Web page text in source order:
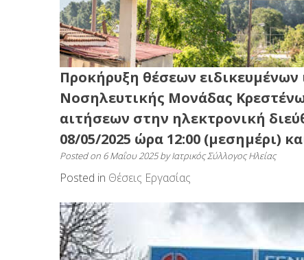
Προκήρυξη θέσεων ειδικευμένων
Νοσηλευτικής Μονάδας
αιτήσεων στην ηλεκτρονική
08/05/2025 ώρα 12:00 (μεσημέρι)
Posted on 6 Μαΐου 2025byΙατρικός Σύλλογος Ηλείας
Posted in Θέσεις Εργασίας